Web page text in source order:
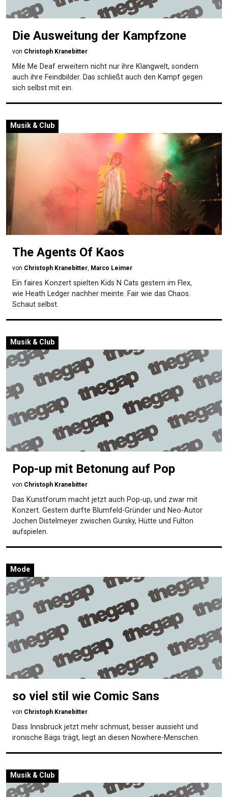
Die Ausweitung der Kampfzone
von Christoph Kranebitter
Mile Me Deaf erweitern nicht nur ihre Klangwelt, sondern
auch ihre Feindbilder. Das schließt auch den Kampf gegen
sich selbst mit ein.
Musik & Club
The Agents Of Kaos
von Christoph Kranebitter, Marco Leimer
Ein faires Konzert spielten Kids N Cats gestern im Flex,
wie Heath Ledger nachher meinte. Fair wie das Chaos.
Schaut selbst.
Musik & Club
Pop-up mit Betonung auf Pop
von Christoph Kranebitter
Das Kunstforum macht jetzt auch Pop-up, und zwar mit
Konzert. Gestern durfte Blumfeld-Gründer und Neo-Autor
Jochen Distelmeyer zwischen Gursky, Hütte und Fulton
aufspielen.
Mode
so viel stil wie Comic Sans
von Christoph Kranebitter
Dass Innsbruck jetzt mehr schmust, besser aussieht und
ironische Bägs trägt, liegt an diesen Nowhere-Menschen.
Musik & Club